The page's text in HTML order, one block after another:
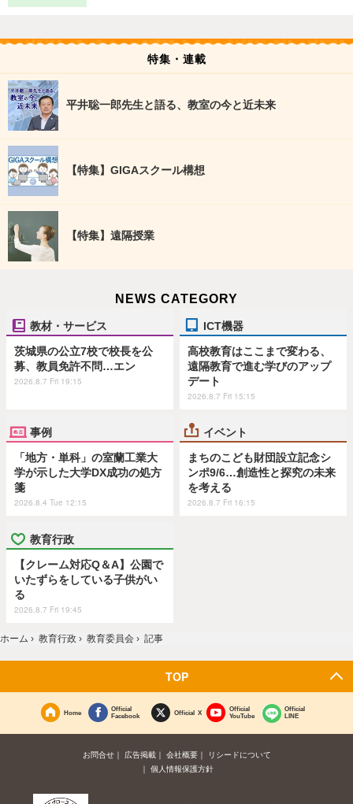
特集・連載
平井聡一郎先生と語る、教室の今と近未来
【特集】GIGAスクール構想
【特集】遠隔授業
NEWS CATEGORY
教材・サービス
茨城県の公立7校で校長を公
募、教員免許不問…エン
2026.8.7 Fri 19:15
ICT機器
高校教育はここまで変わる、
遠隔教育で進む学びのアップ
デート
2026.8.7 Fri 15:15
事例
「地方・単科」の室蘭工業大
学が示した大学DX成功の処方
箋
2026.8.4 Tue 12:15
イベント
まちのこども財団設立記念シ
ンポ9/6…創造性と探究の未来
を考える
2026.8.7 Fri 16:15
教育行政
【クレーム対応Q＆A】公園で
いたずらをしている子供がい
る
2026.8.7 Fri 19:45
ホーム › 教育行政 › 教育委員会 › 記事
TOP
Home
Official
Facebook
Official X
Official
YouTube
Official
LINE
お問合せ 広告掲載 会社概要
リシードについて
個人情報保護方針